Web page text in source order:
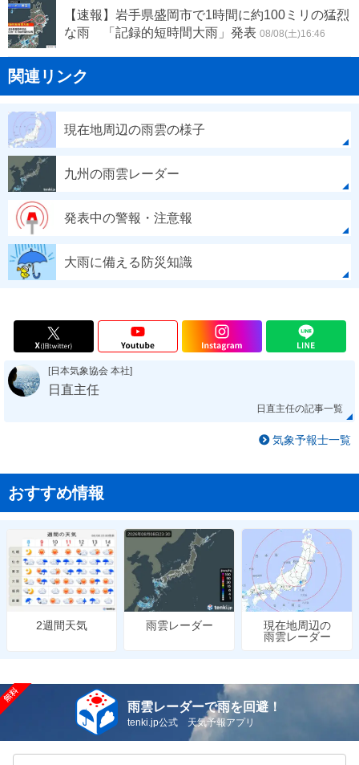
【速報】岩手県盛岡市で1時間に約100ミリの猛烈
な雨 「記録的短時間大雨」発表 08/08(土)16:46
関連リンク
現在地周辺の雨雲の様子
九州の雨雲レーダー
発表中の警報・注意報
大雨に備える防災知識
[日本気象協会 本社]
日直主任
日直主任の記事一覧
気象予報士一覧
おすすめ情報
2週間天気 雨雲レーダー
現在地周辺の
雨雲レーダー
雨雲レーダーで雨を回避！
tenki.jp公式 天気予報アプリ